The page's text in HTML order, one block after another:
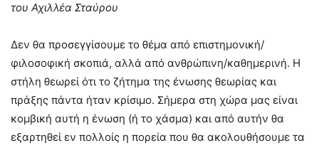
του Αχιλλέα Σταύρου
Δεν θα προσεγγίσουμε το θέμα από επιστημονική/
φιλοσοφική σκοπιά, αλλά από ανθρώπινη/καθημερινή. Η
στήλη θεωρεί ότι το ζήτημα της ένωσης θεωρίας και
πράξης πάντα ήταν κρίσιμο. Σήμερα στη χώρα μας είναι
κομβική αυτή η ένωση (ή το χάσμα) και από αυτήν θα
εξαρτηθεί εν πολλοίς η πορεία που θα ακολουθήσουμε τα